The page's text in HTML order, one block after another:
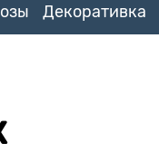
Декоративка